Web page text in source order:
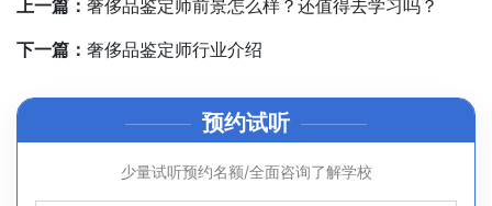
上一篇： 奢侈品鉴定师前景怎么样？还值得去学习吗？
下一篇： 奢侈品鉴定师行业介绍
预约试听
少量试听预约名额/全面咨询了解学校